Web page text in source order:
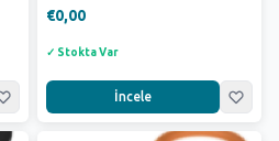
€0,00
✓ Stokta Var
İncele